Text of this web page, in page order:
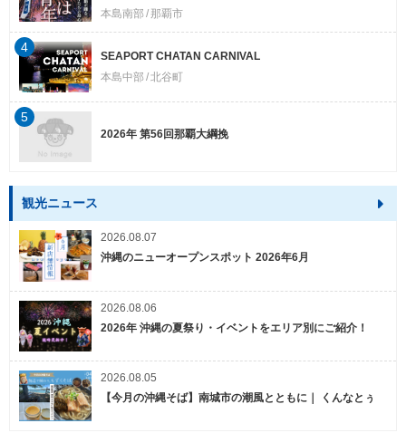
本島南部
那覇市
SEAPORT CHATAN CARNIVAL
本島中部 北谷町
4
2026年 第56回那覇大綱挽
5
観光ニュース
2026.08.07
沖縄のニューオープンスポット 2026年6月
2026.08.06
2026年 沖縄の夏祭り・イベントをエリア別にご紹介！
2026.08.05
【今月の沖縄そば】南城市の潮風とともに｜ くんなとぅ